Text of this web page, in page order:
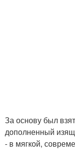
За основу был
дополненный
- в мягкой,